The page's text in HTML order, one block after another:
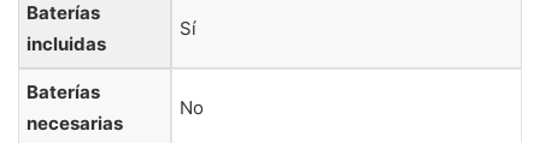
Baterías
incluidas
‎Sí
Baterías
necesarias
‎No